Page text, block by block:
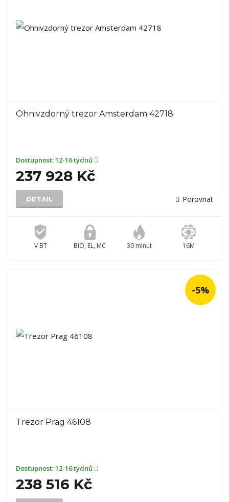
Ohnivzdorný trezor Amsterdam 42718
Dostupnost:12-16 týdnů
237 928 Kč
DETAIL Porovnat
V BT BIO, EL, MC 30 minut 16M
Trezor Prag 46108
Dostupnost:12-16 týdnů
238 516 Kč
-5%